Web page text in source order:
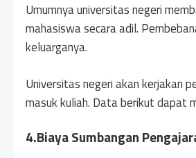
Umumnya universitas negeri
mahasiswa secara adil.
keluarganya.
Universitas negeri akan kerjakan
masuk kuliah. Data berikut dapat
4.Biaya Sumbangan